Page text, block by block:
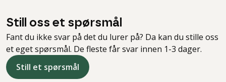
Still oss et spørsmål
Fant du ikke svar på det du lurer på? Da kan du stille oss
et eget spørsmål. De fleste får svar innen 1-3 dager.
Still et spørsmål